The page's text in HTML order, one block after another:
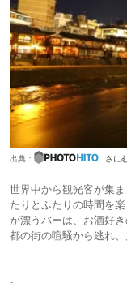
出典： さに
世界中から観光客が集
たりとふたりの時間を
が漂うバーは、お酒好
都の街の喧騒から逃れ